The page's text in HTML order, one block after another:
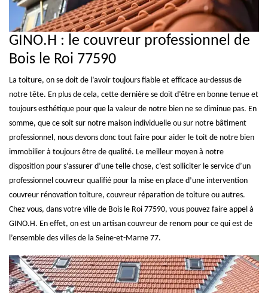
ON VOUS RAPPELLE GRATUITEMENT
GINO.H : le couvreur professionnel de
Bois le Roi 77590
La toiture, on se doit de l’avoir toujours fiable et efficace au-dessus de
notre tête. En plus de cela, cette dernière se doit d’être en bonne tenue et
toujours esthétique pour que la valeur de notre bien ne se diminue pas. En
somme, que ce soit sur notre maison individuelle ou sur notre bâtiment
professionnel, nous devons donc tout faire pour aider le toit de notre bien
immobilier à toujours être de qualité. Le meilleur moyen à notre
disposition pour s’assurer d’une telle chose, c’est solliciter le service d’un
professionnel couvreur qualifié pour la mise en place d’une intervention
couvreur rénovation toiture, couvreur réparation de toiture ou autres.
Chez vous, dans votre ville de Bois le Roi 77590, vous pouvez faire appel à
GINO.H. En effet, on est un artisan couvreur de renom pour ce qui est de
l’ensemble des villes de la Seine-et-Marne 77.